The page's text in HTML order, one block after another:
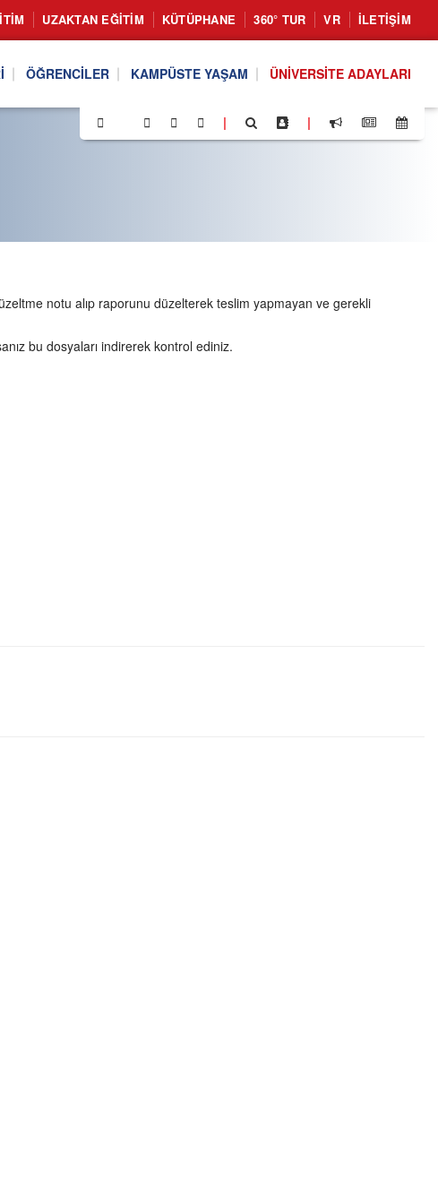
UZAKTAN EĞITIM KÜTÜPHANE 360° TUR VR İLETIŞIM
ÖĞRENCILER KAMPÜSTE YAŞAM ÜNIVERSITE ADAYLARI
| |
notu alıp raporunu düzelterek teslim yapmayan ve gerekli
bu dosyaları indirerek kontrol ediniz.